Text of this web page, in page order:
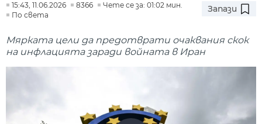
15:43, 11.06.2026 8366
Чете се за: 01:02 мин.
По света
Запази
Мярката цели да предотврати очаквания скок
на инфлацията заради войната в Иран